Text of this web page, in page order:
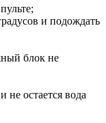
и подождать
блок не
не остается вода